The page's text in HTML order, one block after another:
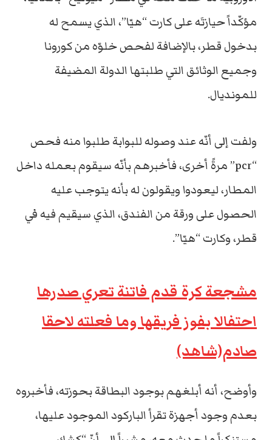
مؤكّداً حيازتَه على كارت “هيّا”، الذي يسمح له
بدخول قطر، بالإضافة لفحص خلوّه من كورونا
وجميع الوثائق التي طلبتها الدولة المضيفة
للمونديال.
ولفت إلى أنّه عند وصوله للبوابة طلبوا منه فحص
“pcr” مرةً أخرى، فأخبرهم بأنّه سيقوم بعمله داخل
المطار، ليعودوا ويقولون له بأنه يتوجب عليه
الحصول على ورقة من الفندق، الذي سيقيم فيه في
قطر، وكارت “هيّا”.
مشجعة كرة قدم فاتنة تعري صدرها
احتفالا بفوز فريقها وما فعلته لاحقا
صادم(شاهد)
وأوضح، أنه أبلغهم بوجود البطاقة بحوزته، فأخبروه
بعدم وجود أجهزة تقرأ الباركود الموجود عليها،